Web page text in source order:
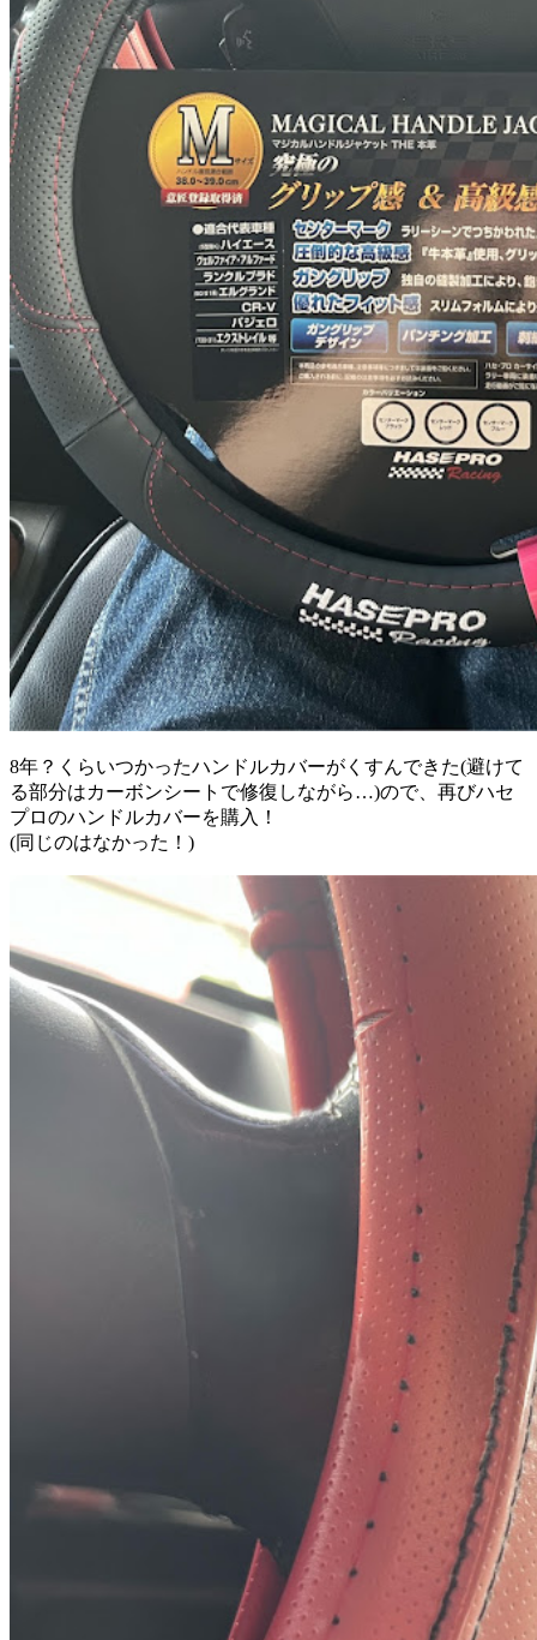
8年？くらいつかったハンドルカバーがくすんできた(避けて
る部分はカーボンシートで修復しながら…)ので、再びハセ
プロのハンドルカバーを購入！
(同じのはなかった！)